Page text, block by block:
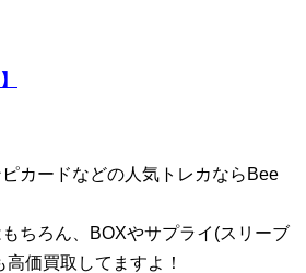
カードなどの人気トレカならBee
ちろん、BOXやサプライ(スリーブ
価買取してますよ！